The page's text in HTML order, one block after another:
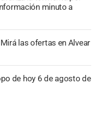
minuto a
Mirá las ofertas en Alvear
de hoy 6 de agosto de